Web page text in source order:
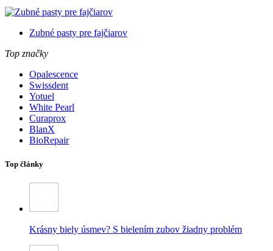
Zubné pasty pre fajčiarov
Top značky
Opalescence
Swissdent
Yotuel
White Pearl
Curaprox
BlanX
BioRepair
Top články
Krásny biely úsmev? S bielením zubov žiadny problém